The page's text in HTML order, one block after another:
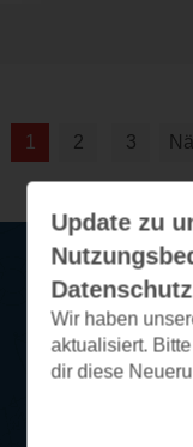
1 2 3
Update zu
Wir haben
aktualisiert.
dir diese